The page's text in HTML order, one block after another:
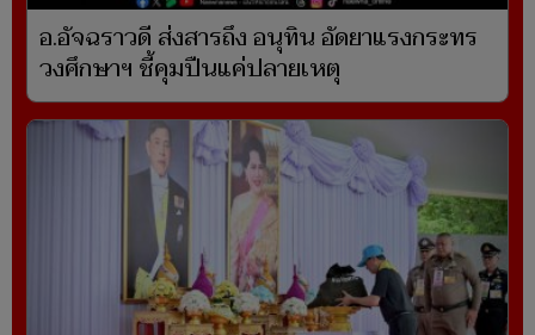
อ.อัจฉราวดี ส่งสารถึง อนุทิน อัดยาแรงกระทร
วงศึกษาฯ ชี้คุมปืนแค่ปลายเหตุ